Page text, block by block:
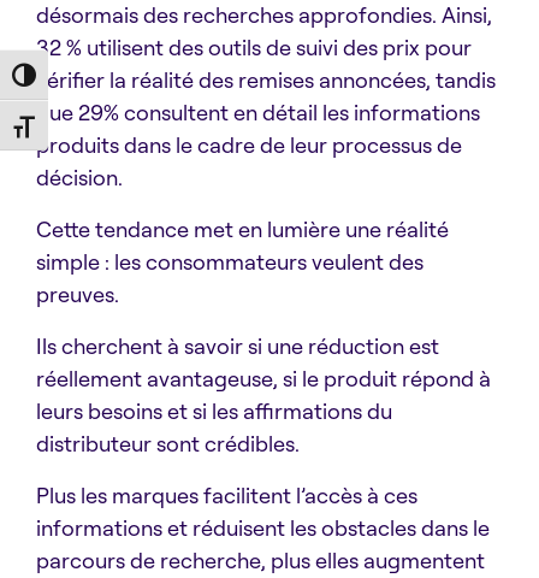
Toggle High Contrast
Toggle Font size
désormais des recherches approfondies. Ainsi,
32 % utilisent des outils de suivi des prix pour
vérifier la réalité des remises annoncées, tandis
que 29% consultent en détail les informations
produits dans le cadre de leur processus de
décision.
Cette tendance met en lumière une réalité
simple : les consommateurs veulent des
preuves.
Ils cherchent à savoir si une réduction est
réellement avantageuse, si le produit répond à
leurs besoins et si les affirmations du
distributeur sont crédibles.
Plus les marques facilitent l’accès à ces
informations et réduisent les obstacles dans le
parcours de recherche, plus elles augmentent